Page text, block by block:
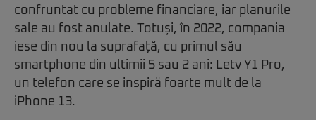
confruntat cu probleme financiare, iar planurile
sale au fost anulate. Totuși, în 2022, compania
iese din nou la suprafață, cu primul său
smartphone din ultimii 5 sau 2 ani: Letv Y1 Pro,
un telefon care se inspiră foarte mult de la
iPhone 13.